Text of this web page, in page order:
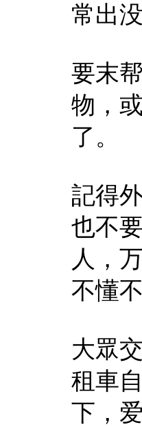
常出
要末
物，
了。
記得
也不
人，
不懂
大眾
租車
下，